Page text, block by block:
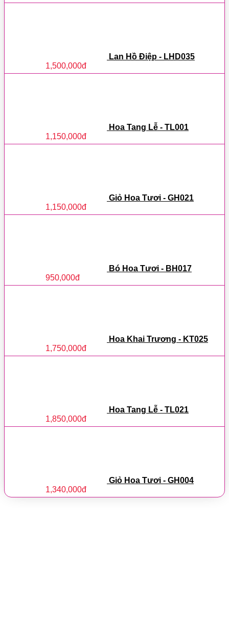
Lan Hồ Điệp - LHD035
1,500,000đ
Hoa Tang Lễ - TL001
1,150,000đ
Giỏ Hoa Tươi - GH021
1,150,000đ
Bó Hoa Tươi - BH017
950,000đ
Hoa Khai Trương - KT025
1,750,000đ
Hoa Tang Lễ - TL021
1,850,000đ
Giỏ Hoa Tươi - GH004
1,340,000đ